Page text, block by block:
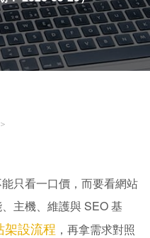
＞
只看一口價，而要看網站
主機、維護與 SEO 基
架設流程 ，再拿需求對照